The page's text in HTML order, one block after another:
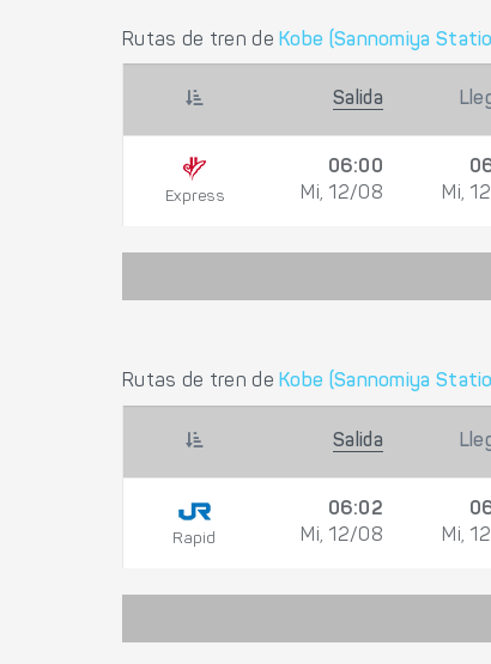
Rutas de tren de Kobe (Sannomiya
Salida
Express
06:00
Mi, 12/08
Mi,
Rutas de tren deKobe (Sannomiya
Salida
Rapid
06:02
Mi, 12/08
Mi,